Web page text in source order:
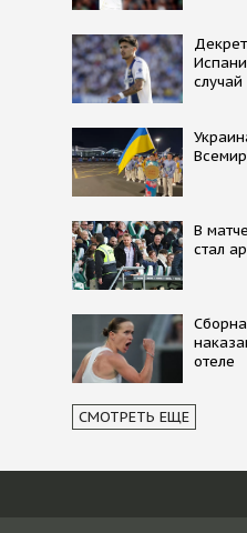
случай
В
стал
отеле
СМОТРЕТЬ ЕЩЕ